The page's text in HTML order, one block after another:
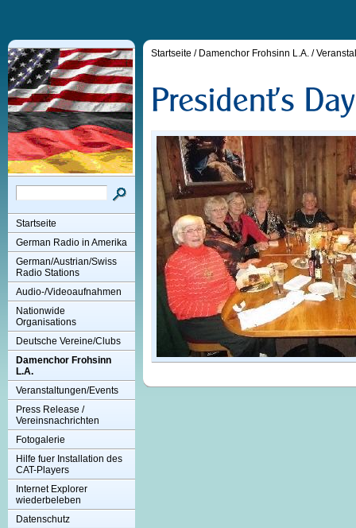
Startseite
German Radio in Amerika
German/Austrian/Swiss
Radio Stations
Audio-/Videoaufnahmen
Nationwide
Organisations
Deutsche Vereine/Clubs
Damenchor Frohsinn
L.A.
Veranstaltungen/Events
Press Release /
Vereinsnachrichten
Fotogalerie
Hilfe fuer Installation des
CAT-Players
Internet Explorer
wiederbeleben
Datenschutz
Startseite / Damenchor Frohsinn L.A. /